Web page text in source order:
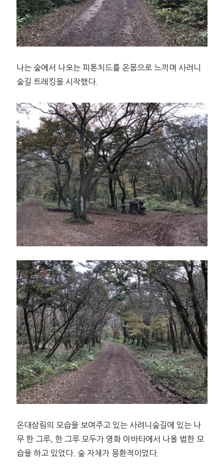
나는 숲에서 나오는 피톤치드를 온몸으로 느끼며 사려니
숲길 트레킹을 시작했다.
온대삼림의 모습을 보여주고 있는 사려니숲길에 있는 나
무 한 그루, 한 그루 모두가 영화 아바타에서 나올 법한 모
습을 하고 있었다. 숲 자체가 몽환적이었다.